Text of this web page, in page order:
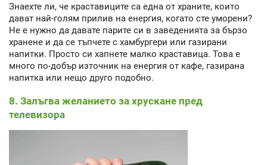
Знаехте ли, че краставиците са една от храните, които
дават най-голям прилив на енергия, когато сте уморени?
Не е нужно да давате парите си в заведенията за бързо
хранене и да се тъпчете с хамбургери или газирани
напитки. Просто си хапнете малко краставица. Това е
много по-добър източник на енергия от кафе, газирана
напитка или нещо друго подобно.
8. Залъгва желанието за хрускане пред
телевизора